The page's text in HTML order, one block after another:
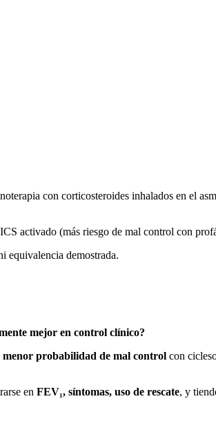
con corticosteroides inhalados en el
activado (más riesgo de mal control con
equivalencia demostrada.
mejor en control clínico?
menor probabilidad de mal control con
en FEV₁, síntomas, uso de rescate, y